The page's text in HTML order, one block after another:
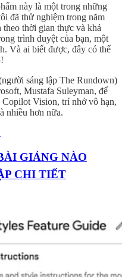
này là một trong những
đã thử nghiệm trong năm
thời gian thực và khả
trình duyệt của bạn, một
Và ai biết được, đây có thể
sáng lập The Rundown)
Mustafa Suleyman, để
Copilot Vision, trí nhớ vô hạn,
nhiều hơn nữa.
GIẢNG NÀO
CHI TIẾT